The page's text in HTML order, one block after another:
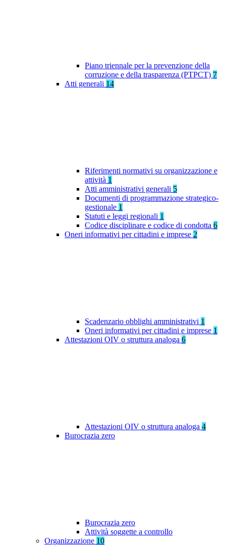
Piano triennale per la prevenzione della
corruzione e della trasparenza (PTPCT) 7
Atti generali 14
Riferimenti normativi su organizzazione e
attività 1
Atti amministrativi generali 5
Documenti di programmazione strategico-
gestionale 1
Statuti e leggi regionali 1
Codice disciplinare e codice di condotta 6
Oneri informativi per cittadini e imprese 2
Scadenzario obblighi amministrativi 1
Oneri informativi per cittadini e imprese 1
Attestazioni OIV o struttura analoga 6
Attestazioni OIV o struttura analoga 4
Burocrazia zero
Burocrazia zero
Attività soggette a controllo
Organizzazione 10